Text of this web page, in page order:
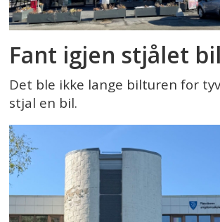
Fant igjen stjålet bil
Det ble ikke lange bilturen for
stjal en bil.